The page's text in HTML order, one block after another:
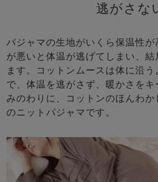
逃がさな
パジャマの生地がいくら保温性
が悪いと体温が逃げてしまい、
ます。コットンムースは体に沿
で、体温を逃がさず、暖かさを
みのわりに、コットンのほんわ
のニットパジャマです。